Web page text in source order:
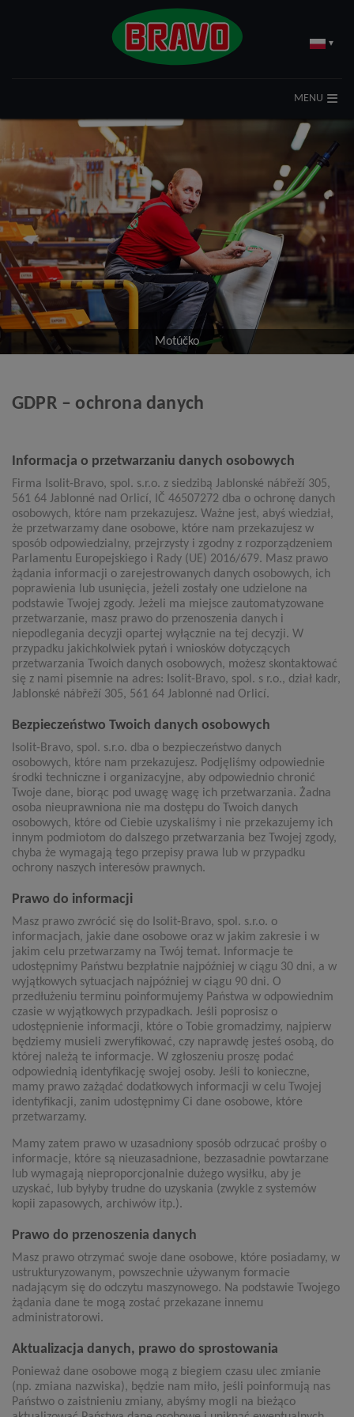
▾
MENU
Motúčko
GDPR – ochrona danych
Informacja o przetwarzaniu danych osobowych
Firma Isolit-Bravo, spol. s.r.o. z siedzibą Jablonské nábřeží 305,
561 64 Jablonné nad Orlicí, IČ 46507272 dba o ochronę danych
osobowych, które nam przekazujesz. Ważne jest, abyś wiedział,
że przetwarzamy dane osobowe, które nam przekazujesz w
sposób odpowiedzialny, przejrzysty i zgodny z rozporządzeniem
Parlamentu Europejskiego i Rady (UE) 2016/679. Masz prawo
żądania informacji o zarejestrowanych danych osobowych, ich
poprawienia lub usunięcia, jeżeli zostały one udzielone na
podstawie Twojej zgody. Jeżeli ma miejsce zautomatyzowane
przetwarzanie, masz prawo do przenoszenia danych i
niepodlegania decyzji opartej wyłącznie na tej decyzji. W
przypadku jakichkolwiek pytań i wniosków dotyczących
przetwarzania Twoich danych osobowych, możesz skontaktować
się z nami pisemnie na adres: Isolit-Bravo, spol. s r.o., dział kadr,
Jablonské nábřeží 305, 561 64 Jablonné nad Orlicí.
Bezpieczeństwo Twoich danych osobowych
Isolit-Bravo, spol. s.r.o. dba o bezpieczeństwo danych
osobowych, które nam przekazujesz. Podjęliśmy odpowiednie
środki techniczne i organizacyjne, aby odpowiednio chronić
Twoje dane, biorąc pod uwagę wagę ich przetwarzania. Żadna
osoba nieuprawniona nie ma dostępu do Twoich danych
osobowych, które od Ciebie uzyskaliśmy i nie przekazujemy ich
innym podmiotom do dalszego przetwarzania bez Twojej zgody,
chyba że wymagają tego przepisy prawa lub w przypadku
ochrony naszych interesów prawnych.
Prawo do informacji
Masz prawo zwrócić się do Isolit-Bravo, spol. s.r.o. o
informacjach, jakie dane osobowe oraz w jakim zakresie i w
jakim celu przetwarzamy na Twój temat. Informacje te
udostępnimy Państwu bezpłatnie najpóźniej w ciągu 30 dni, a w
wyjątkowych sytuacjach najpóźniej w ciągu 90 dni. O
przedłużeniu terminu poinformujemy Państwa w odpowiednim
czasie w wyjątkowych przypadkach. Jeśli poprosisz o
udostępnienie informacji, które o Tobie gromadzimy, najpierw
będziemy musieli zweryfikować, czy naprawdę jesteś osobą, do
której należą te informacje. W zgłoszeniu proszę podać
odpowiednią identyfikację swojej osoby. Jeśli to konieczne,
mamy prawo zażądać dodatkowych informacji w celu Twojej
identyfikacji, zanim udostępnimy Ci dane osobowe, które
przetwarzamy.
Mamy zatem prawo w uzasadniony sposób odrzucać prośby o
informacje, które są nieuzasadnione, bezzasadnie powtarzane
lub wymagają nieproporcjonalnie dużego wysiłku, aby je
uzyskać, lub byłyby trudne do uzyskania (zwykle z systemów
kopii zapasowych, archiwów itp.).
Prawo do przenoszenia danych
Masz prawo otrzymać swoje dane osobowe, które posiadamy, w
ustrukturyzowanym, powszechnie używanym formacie
nadającym się do odczytu maszynowego. Na podstawie Twojego
żądania dane te mogą zostać przekazane innemu
administratorowi.
Aktualizacja danych, prawo do sprostowania
Ponieważ dane osobowe mogą z biegiem czasu ulec zmianie
(np. zmiana nazwiska), będzie nam miło, jeśli poinformują nas
Państwo o zaistnieniu zmiany, abyśmy mogli na bieżąco